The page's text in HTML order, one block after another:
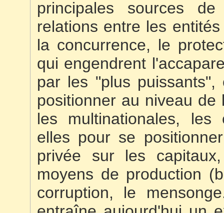
principales sources
relations entre les
la concurrence, le
qui engendrent
par les "plus
positionner au niveau
les multinationales, les
elles pour se
privée sur les
moyens de production
corruption, le